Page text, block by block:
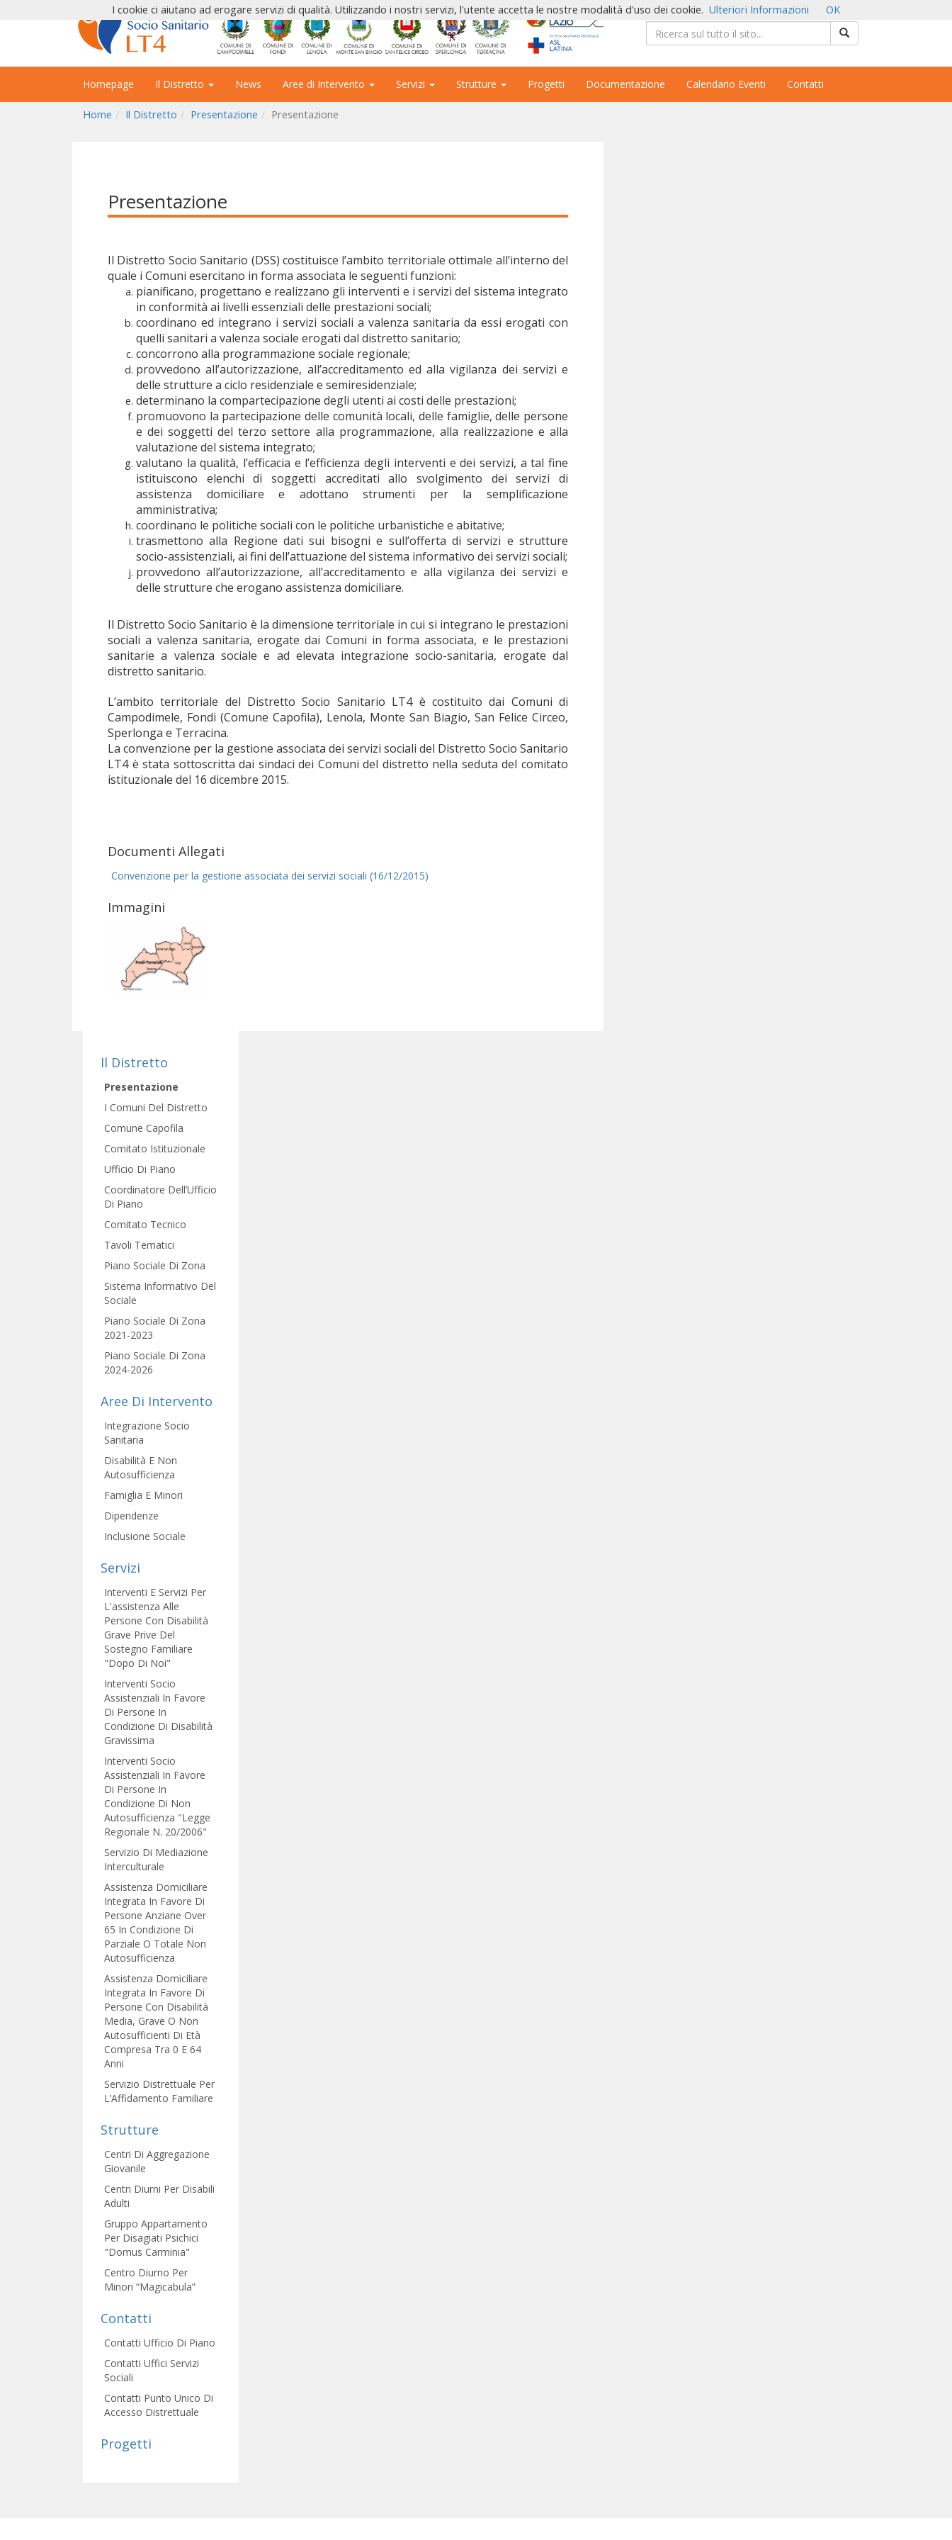
Homepage Il Distretto News Aree di Intervento Servizi Strutture Progetti Documentazione Calendario Eventi Contatti
Home Il Distretto Presentazione Presentazione
Presentazione
Il Distretto Socio Sanitario (DSS) costituisce l’ambito territoriale ottimale all’interno del
quale i Comuni esercitano in forma associata le seguenti funzioni:
pianificano, progettano e realizzano gli interventi e i servizi del sistema integrato
in conformità ai livelli essenziali delle prestazioni sociali;
coordinano ed integrano i servizi sociali a valenza sanitaria da essi erogati con
quelli sanitari a valenza sociale erogati dal distretto sanitario;
concorrono alla programmazione sociale regionale;
provvedono all’autorizzazione, all’accreditamento ed alla vigilanza dei servizi e
delle strutture a ciclo residenziale e semiresidenziale;
determinano la compartecipazione degli utenti ai costi delle prestazioni;
promuovono la partecipazione delle comunità locali, delle famiglie, delle persone
e dei soggetti del terzo settore alla programmazione, alla realizzazione e alla
valutazione del sistema integrato;
valutano la qualità, l’efficacia e l’efficienza degli interventi e dei servizi, a tal fine
istituiscono elenchi di soggetti accreditati allo svolgimento dei servizi di
assistenza domiciliare e adottano strumenti per la semplificazione
amministrativa;
coordinano le politiche sociali con le politiche urbanistiche e abitative;
trasmettono alla Regione dati sui bisogni e sull’offerta di servizi e strutture
socio-assistenziali, ai fini dell’attuazione del sistema informativo dei servizi sociali;
provvedono all’autorizzazione, all’accreditamento e alla vigilanza dei servizi e
delle strutture che erogano assistenza domiciliare.
Il Distretto Socio Sanitario è la dimensione territoriale in cui si integrano le prestazioni
sociali a valenza sanitaria, erogate dai Comuni in forma associata, e le prestazioni
sanitarie a valenza sociale e ad elevata integrazione socio-sanitaria, erogate dal
distretto sanitario.
L’ambito territoriale del Distretto Socio Sanitario LT4 è costituito dai Comuni di
Campodimele, Fondi (Comune Capofila), Lenola, Monte San Biagio, San Felice Circeo,
Sperlonga e Terracina.
La convenzione per la gestione associata dei servizi sociali del Distretto Socio Sanitario
LT4 è stata sottoscritta dai sindaci dei Comuni del distretto nella seduta del comitato
istituzionale del 16 dicembre 2015.
Documenti Allegati
Convenzione per la gestione associata dei servizi sociali (16/12/2015)
Immagini
Il Distretto
Presentazione
I Comuni Del Distretto
Comune Capofila
Comitato Istituzionale
Ufficio Di Piano
Coordinatore Dell’Ufficio
Di Piano
Comitato Tecnico
Tavoli Tematici
Piano Sociale Di Zona
Sistema Informativo Del
Sociale
Piano Sociale Di Zona
2021-2023
Piano Sociale Di Zona
2024-2026
Aree Di Intervento
Integrazione Socio
Sanitaria
Disabilità E Non
Autosufficienza
Famiglia E Minori
Dipendenze
Inclusione Sociale
Servizi
Interventi E Servizi Per
L'assistenza Alle
Persone Con Disabilità
Grave Prive Del
Sostegno Familiare
"Dopo Di Noi"
Interventi Socio
Assistenziali In Favore
Di Persone In
Condizione Di Disabilità
Gravissima
Interventi Socio
Assistenziali In Favore
Di Persone In
Condizione Di Non
Autosufficienza "Legge
Regionale N. 20/2006"
Servizio Di Mediazione
Interculturale
Assistenza Domiciliare
Integrata In Favore Di
Persone Anziane Over
65 In Condizione Di
Parziale O Totale Non
Autosufficienza
Assistenza Domiciliare
Integrata In Favore Di
Persone Con Disabilità
Media, Grave O Non
Autosufficienti Di Età
Compresa Tra 0 E 64
Anni
Servizio Distrettuale Per
L’Affidamento Familiare
Strutture
Centri Di Aggregazione
Giovanile
Centri Diurni Per Disabili
Adulti
Gruppo Appartamento
Per Disagiati Psichici
"Domus Carminia"
Centro Diurno Per
Minori “Magicabula”
Contatti
Contatti Ufficio Di Piano
Contatti Uffici Servizi
Sociali
Contatti Punto Unico Di
Accesso Distrettuale
Progetti
I cookie ci aiutano ad erogare servizi di qualità. Utilizzando i nostri servizi, l'utente accetta le nostre modalità d'uso dei cookie. Ulteriori Informazioni OK